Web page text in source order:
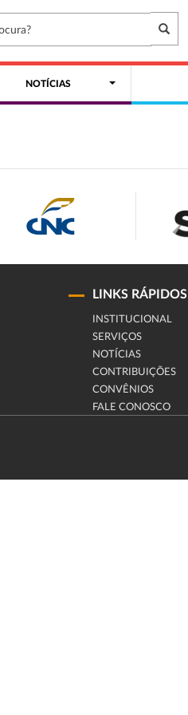
NOTÍCIAS
LINKS RÁPIDOS
INSTITUCIONAL
SERVIÇOS
NOTÍCIAS
CONTRIBUIÇÕES
CONVÊNIOS
FALE CONOSCO